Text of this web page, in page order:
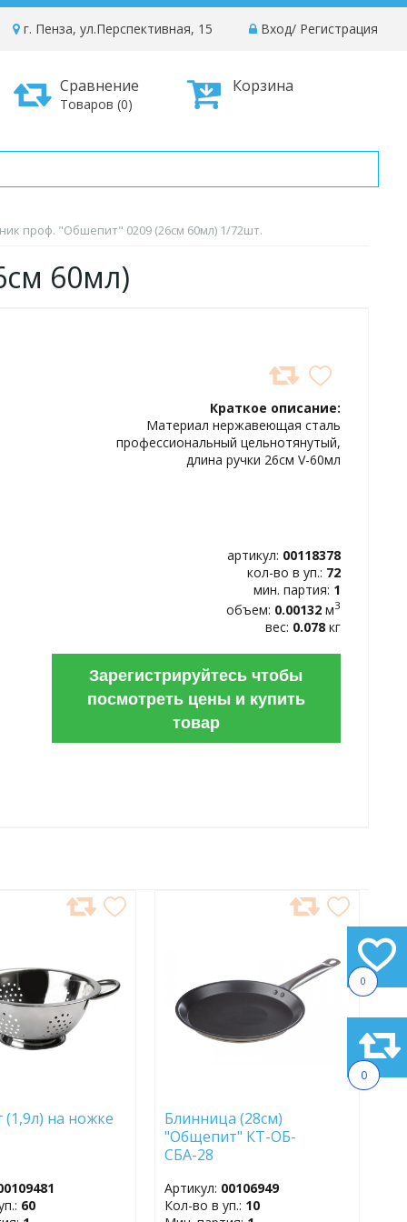
0
0
Вход/ Регистрация
г. Пенза, ул.Перспективная, 15
Корзина
Сравнение
Товаров (0)
проф. "Обшепит" 0209 (26см 60мл) 1/72шт.
60мл)
Краткое описание:
Материал нержавеющая сталь
профессиональный цельнотянутый,
длина ручки 26см V-60мл
артикул: 00118378
кол-во в уп.: 72
мин. партия: 1
объем: 0.00132 м3
вес: 0.078 кг
Зарегистрируйтесь чтобы
посмотреть цены и купить
товар
на ножке
60
Блинница (28см)
"Общепит" КТ-ОБ-
СБА-28
Артикул: 00106949
Кол-во в уп.: 10